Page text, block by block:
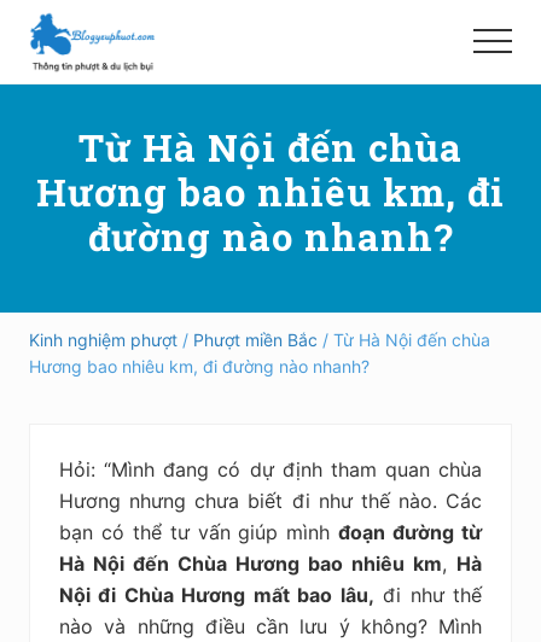
Menu
Skip
main
qua
primary
Hướng
lịch
và
ngoài
nước
an
nghiệm,
kiệm
Menu
Từ Hà Nội đến chùa
Hương bao nhiêu km, đi
đường nào nhanh?
Kinh nghiệm phượt / Phượt miền Bắc / Từ Hà Nội đến chùa
Hương bao nhiêu km, đi đường nào nhanh?
Hỏi: “Mình đang có dự định tham quan chùa
Hương nhưng chưa biết đi như thế nào. Các
bạn có thể tư vấn giúp mìnhđoạn đường từ
Hà Nội đến Chùa Hương bao nhiêu km, Hà
Nội đi Chùa Hương mất bao lâu, đi như thế
nào và những điều cần lưu ý không? Mình